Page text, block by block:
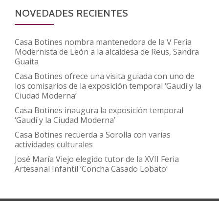
NOVEDADES RECIENTES
Casa Botines nombra mantenedora de la V Feria
Modernista de León a la alcaldesa de Reus, Sandra
Guaita
Casa Botines ofrece una visita guiada con uno de
los comisarios de la exposición temporal ‘Gaudí y la
Ciudad Moderna’
Casa Botines inaugura la exposición temporal
‘Gaudí y la Ciudad Moderna’
Casa Botines recuerda a Sorolla con varias
actividades culturales
José María Viejo elegido tutor de la XVII Feria
Artesanal Infantil ‘Concha Casado Lobato’